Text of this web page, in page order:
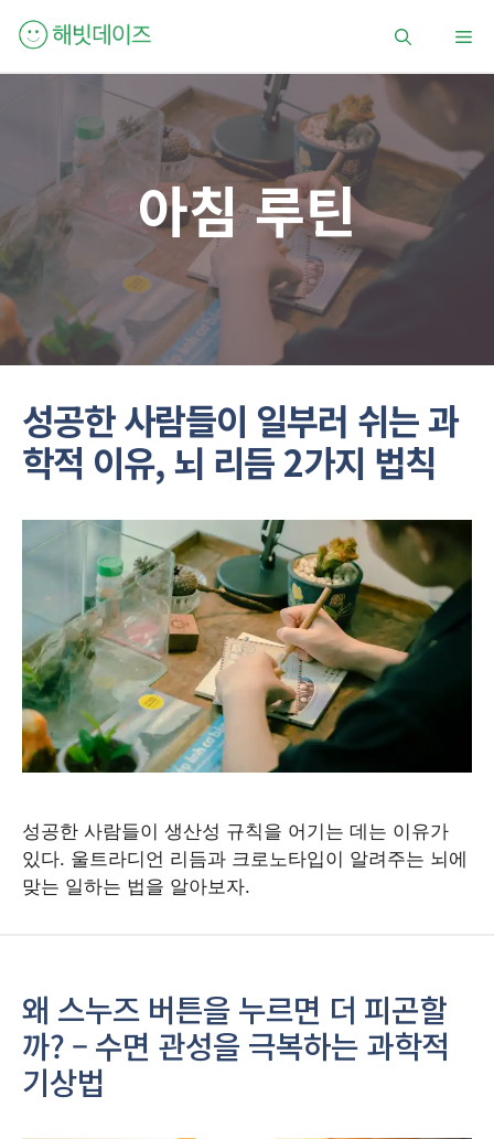
기
메
아침 루틴
성공한 사람들이 일부러 쉬는 과
학적 이유, 뇌 리듬 2가지 법칙
성공한 사람들이 생산성 규칙을 어기는 데는 이유가
있다. 울트라디언 리듬과 크로노타입이 알려주는 뇌에
맞는 일하는 법을 알아보자.
왜 스누즈 버튼을 누르면 더 피곤할
까? – 수면 관성을 극복하는 과학적
기상법